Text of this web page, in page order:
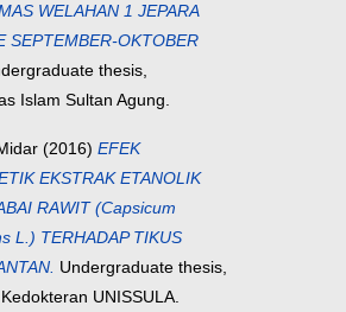
WELAHAN 1 JEPARA
SEPTEMBER-OKTOBER
thesis,
Islam Sultan Agung.
(2016) EFEK
EKSTRAK ETANOLIK
RAWIT (Capsicum
L.) TERHADAP TIKUS
Undergraduate thesis,
UNISSULA.